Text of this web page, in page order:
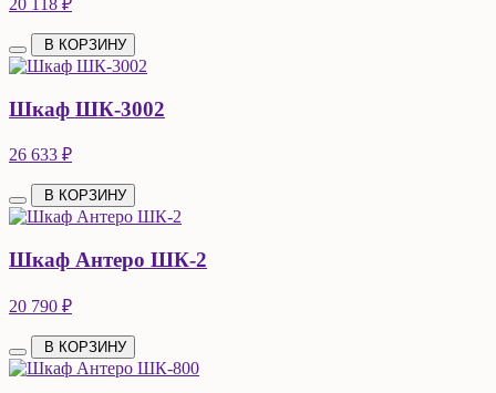
20 118 ₽
В КОРЗИНУ
Шкаф ШК-3002
26 633 ₽
В КОРЗИНУ
Шкаф Антеро ШК-2
20 790 ₽
В КОРЗИНУ